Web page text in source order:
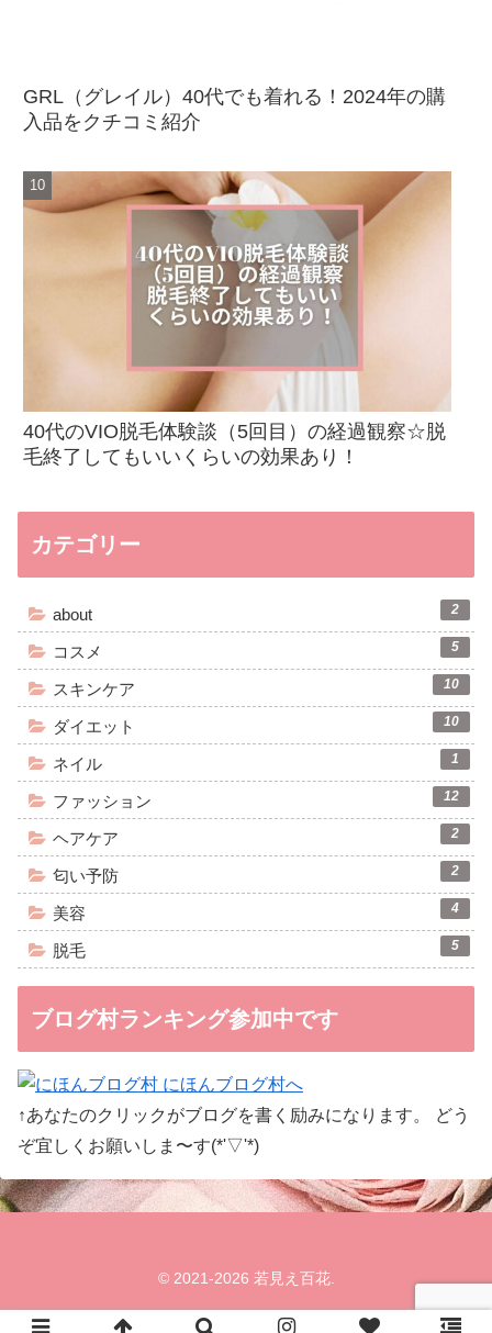
GRL（グレイル）40代でも着れる！2024年の購
入品をクチコミ紹介
40代のVIO脱毛体験談（5回目）の経過観察☆脱
毛終了してもいいくらいの効果あり！
カテゴリー
about 2
コスメ 5
スキンケア 10
ダイエット 10
ネイル 1
ファッション 12
ヘアケア 2
匂い予防 2
美容 4
脱毛 5
ブログ村ランキング参加中です
↑あなたのクリックがブログを書く励みになります。 どう
ぞ宜しくお願いしま〜す(*'▽'*)
© 2021-2026 若見え百花.